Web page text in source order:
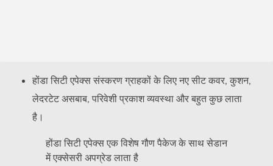
होंडा सिटी एपेक्स संस्करण ग्राहकों के लिए नए सीट कवर, कुशन,
लेदरटेट असबाब, परिवेशी प्रकाश व्यवस्था और बहुत कुछ लाता
है।
होंडा सिटी एपेक्स एक विशेष गौण पैकेज के साथ सेडान
में एक्सेसरी अपग्रेड लाता है